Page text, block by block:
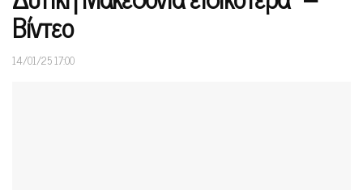
Βίντεο
14/01/25 17:00